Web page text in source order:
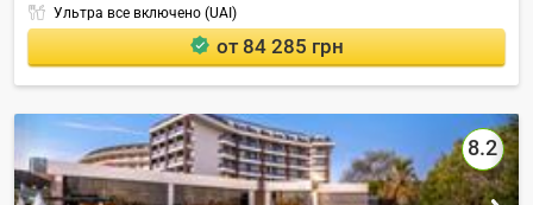
Ультра все включено (UAI)
от 84 285 грн
8.2